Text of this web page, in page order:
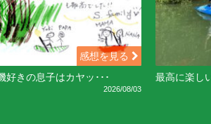
感想を見る
好きの息子はカヤッ･･･
2026/08/03
最高に楽し